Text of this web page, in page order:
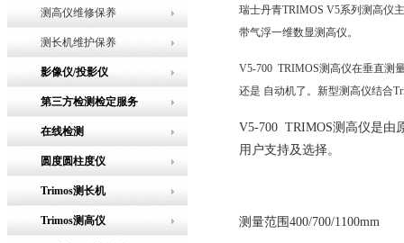
测高仪维修保养
测长机维护保养
影像仪/投影仪
第三方检测检定服务
在线检测
圆度圆柱度仪
Trimos测长机
Trimos测高仪
瑞士丹青TRIMOS V5系列测高仪
带气浮一维数显测高仪。
V5-700 TRIMOS测高仪在垂直测
还是 自动机了。新型测高仪结合
V5-700 TRIMOS测高仪是由
用户支持及选择。
测量范围400/700/1100mm